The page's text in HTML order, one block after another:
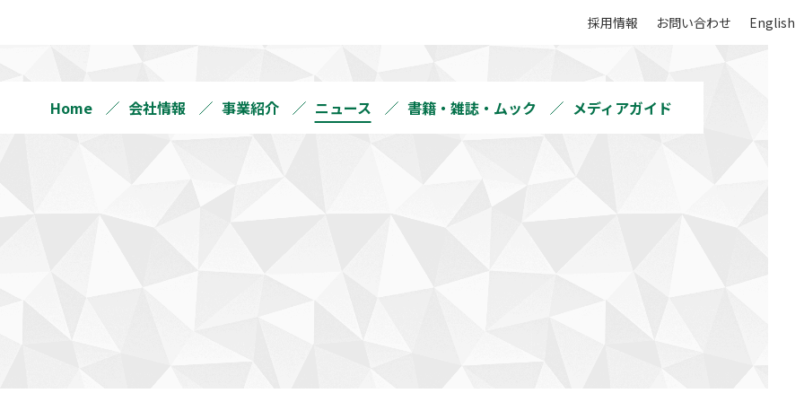
採用情報 お問い合わせ English
Home 会社情報 事業紹介 ニュース 書籍・雑誌・ムック メディアガイド